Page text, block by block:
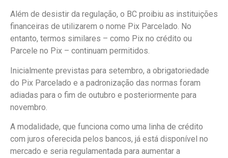
Além de desistir da regulação, o BC proibiu as instituições
financeiras de utilizarem o nome Pix Parcelado. No
entanto, termos similares – como Pix no crédito ou
Parcele no Pix – continuam permitidos.
Inicialmente previstas para setembro, a obrigatoriedade
do Pix Parcelado e a padronização das normas foram
adiadas para o fim de outubro e posteriormente para
novembro.
A modalidade, que funciona como uma linha de crédito
com juros oferecida pelos bancos, já está disponível no
mercado e seria regulamentada para aumentar a